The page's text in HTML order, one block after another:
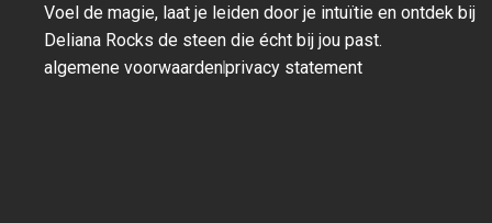
Voel de magie, laat je leiden door je intuïtie en ontdek bij
Deliana Rocks de steen die écht bij jou past.
algemene voorwaardenprivacy statement